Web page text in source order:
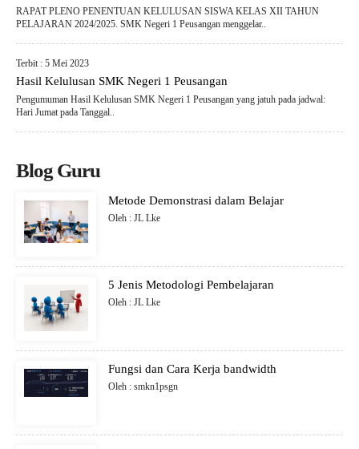
RAPAT PLENO PENENTUAN KELULUSAN SISWA KELAS XII TAHUN
PELAJARAN 2024/2025. SMK Negeri 1 Peusangan menggelar..
Terbit : 5 Mei 2023
Hasil Kelulusan SMK Negeri 1 Peusangan
Pengumuman Hasil Kelulusan SMK Negeri 1 Peusangan yang jatuh pada jadwal:
Hari Jumat pada Tanggal..
Blog Guru
Metode Demonstrasi dalam Belajar
Oleh : JL Lke
5 Jenis Metodologi Pembelajaran
Oleh : JL Lke
Fungsi dan Cara Kerja bandwidth
Oleh : smkn1psgn